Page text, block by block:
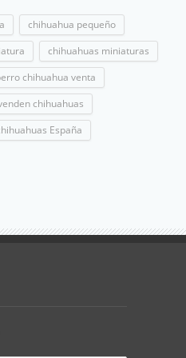
chihuahua pequeño
chihuahuas miniaturas
chihuahua venta
chihuahuas
España